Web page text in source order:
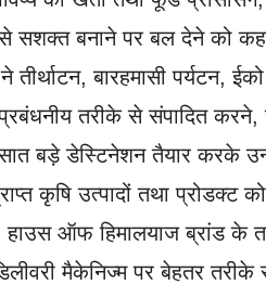
सशक्त बनाने पर बल देने को
तीर्थाटन, बारहमासी पर्यटन,
तरीके से संपादित
बड़े डेस्टिनेशन तैयार करके
कृषि उत्पादों तथा प्रोडक्ट
ऑफ हिमालयाज ब्रांड के
मैकेनिज्म पर बेहतर